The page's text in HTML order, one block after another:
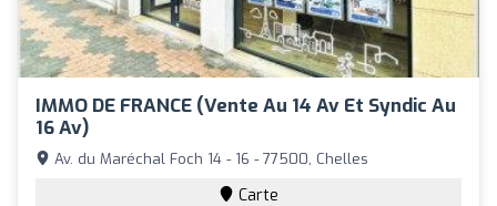
IMMO DE FRANCE (Vente Au 14 Av Et Syndic Au
16 Av)
Av. du Maréchal Foch 14 - 16 - 77500, Chelles
Carte